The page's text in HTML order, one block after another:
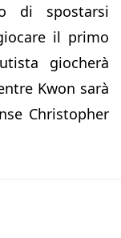
di spostarsi
il primo
giocherà
Kwon sarà
Christopher